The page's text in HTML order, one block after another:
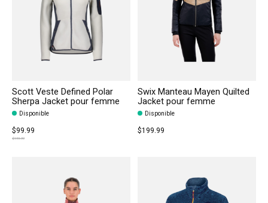
Scott Veste Defined Polar
Sherpa Jacket pour femme
Disponible
$99.99
$199.99
Swix Manteau Mayen Quilted
Jacket pour femme
Disponible
$199.99